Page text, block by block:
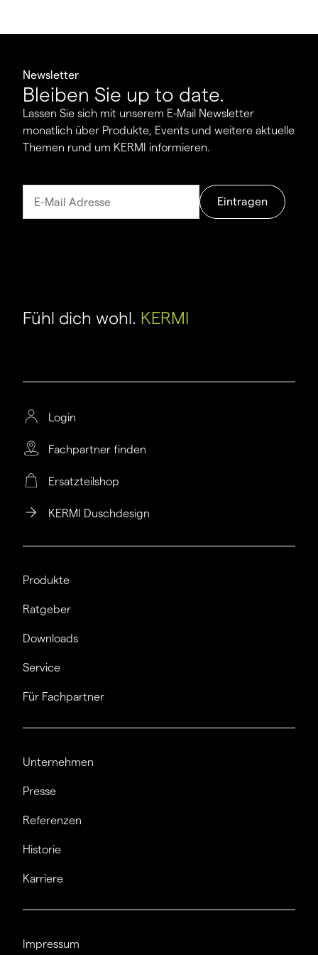
Newsletter
Bleiben Sie up to date.
Lassen Sie sich mit unserem E-Mail Newsletter
monatlich über Produkte, Events und weitere aktuelle
Themen rund um KERMI informieren.
Eintragen
Fühl dich wohl. KERMI
Login
Fachpartner finden
Ersatzteilshop
KERMI Duschdesign
Produkte
Ratgeber
Downloads
Service
Für Fachpartner
Unternehmen
Presse
Referenzen
Historie
Karriere
Impressum